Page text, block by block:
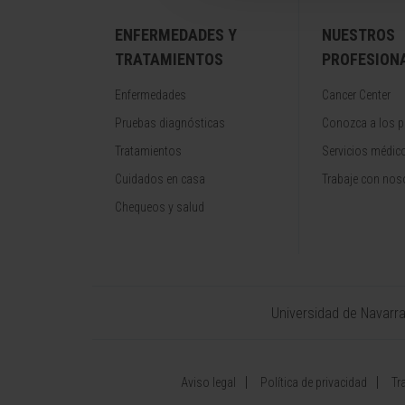
ENFERMEDADES Y
TRATAMIENTOS
Enfermedades
Pruebas diagnósticas
Tratamientos
Cuidados en casa
Chequeos y salud
NUESTROS
Cancer Center
Conozca a los
Servicios
Trabaje con
Universidad de Navarra
Aviso legal Política de privacidad